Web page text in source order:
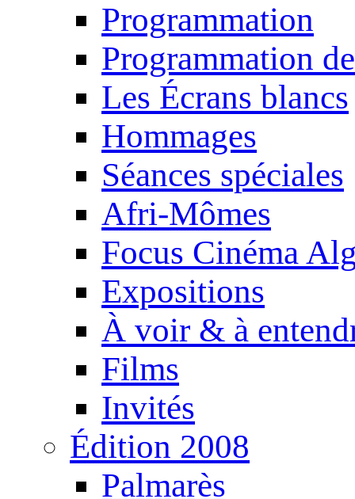
Programmation
Programmation
Les Écrans blancs
Hommages
Séances spéciales
Afri-Mômes
Focus Cinéma
Expositions
À voir & à
Films
Invités
Édition 2008
Palmarès